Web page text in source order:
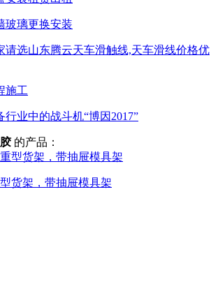
玻璃更换安装
请选山东腾云天车滑触线,天车滑线价格优
施工
行业中的战斗机“博因2017”
的产品：
货架，带抽屉模具架